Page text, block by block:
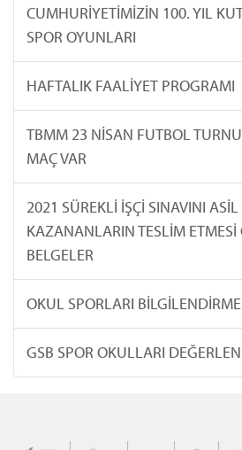
CUMHURİYETİMİZİN 100. YIL
SPOR OYUNLARI
HAFTALIK FAALİYET PROGRAMI
TBMM 23 NİSAN FUTBOL
MAÇ VAR
2021 SÜREKLİ İŞÇİ SINAVINI
KAZANANLARIN TESLİM ETMESİ
BELGELER
OKUL SPORLARI BİLGİLENDİRME
GSB SPOR OKULLARI